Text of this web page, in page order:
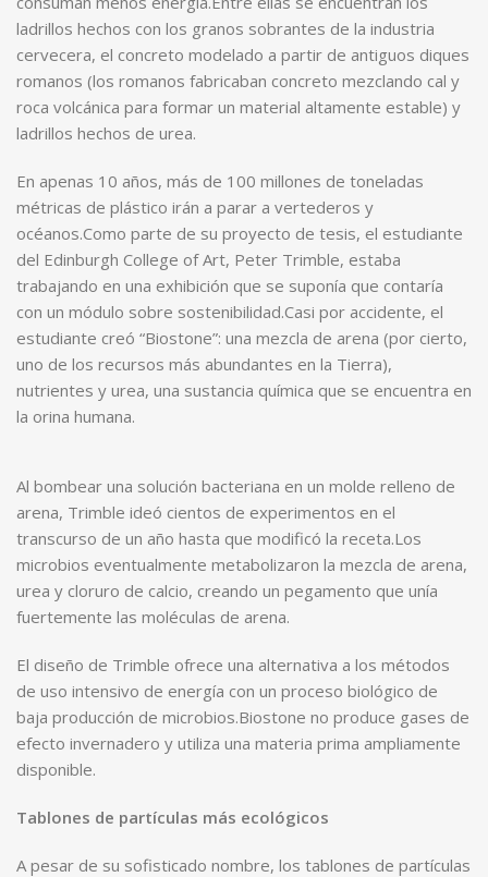
ladrillos hechos con los granos sobrantes de la industria
cervecera, el concreto modelado a partir de antiguos diques
romanos (los romanos fabricaban concreto mezclando cal y
roca volcánica para formar un material altamente estable) y
ladrillos hechos de urea.
En apenas 10 años, más de 100 millones de toneladas
métricas de plástico irán a parar a vertederos y
océanos.Como parte de su proyecto de tesis, el estudiante
del Edinburgh College of Art, Peter Trimble, estaba
trabajando en una exhibición que se suponía que contaría
con un módulo sobre sostenibilidad.Casi por accidente, el
estudiante creó “Biostone”: una mezcla de arena (por cierto,
uno de los recursos más abundantes en la Tierra),
nutrientes y urea, una sustancia química que se encuentra en
la orina humana.
Al bombear una solución bacteriana en un molde relleno de
arena, Trimble ideó cientos de experimentos en el
transcurso de un año hasta que modificó la receta.Los
microbios eventualmente metabolizaron la mezcla de arena,
urea y cloruro de calcio, creando un pegamento que unía
fuertemente las moléculas de arena.
El diseño de Trimble ofrece una alternativa a los métodos
de uso intensivo de energía con un proceso biológico de
baja producción de microbios.Biostone no produce gases de
efecto invernadero y utiliza una materia prima ampliamente
disponible.
Tablones de partículas más ecológicos
A pesar de su sofisticado nombre, los tablones de partículas